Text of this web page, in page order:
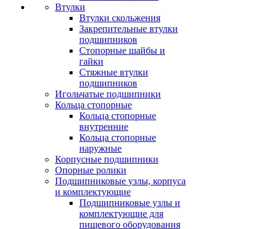
Втулки
Втулки скольжения
Закрепительные втулки
подшипников
Стопорные шайбы и
гайки
Стяжные втулки
подшипников
Игольчатые подшипники
Кольца стопорные
Кольца стопорные
внутренние
Кольца стопорные
наружные
Корпусные подшипники
Опорные ролики
Подшипниковые узлы, корпуса
и комплектующие
Подшипниковые узлы и
комплектующие для
пищевого оборудования